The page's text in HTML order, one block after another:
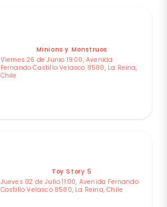
Minions y Monstruos
Viernes 26 de Junio 19:00, Avenida
Fernando Castillo Velasco 8580, La Reina,
Chile
Toy Story 5
Jueves 02 de Julio 11:00, Avenida Fernando
Castillo Velasco 8580, La Reina, Chile